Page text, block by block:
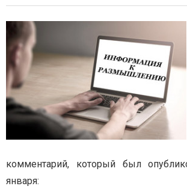
комментарий, который был
января: